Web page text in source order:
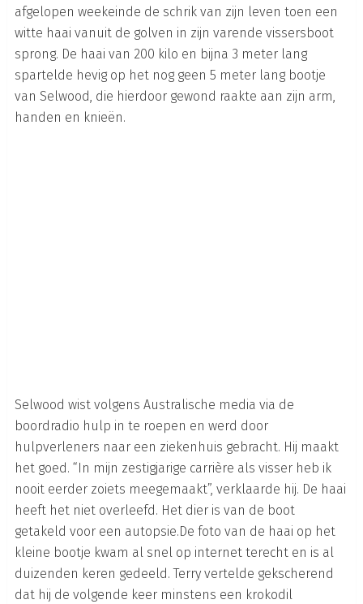
afgelopen weekeinde de schrik van zijn leven toen een
witte haai vanuit de golven in zijn varende vissersboot
sprong. De haai van 200 kilo en bijna 3 meter lang
spartelde hevig op het nog geen 5 meter lang bootje
van Selwood, die hierdoor gewond raakte aan zijn arm,
handen en knieën.
Selwood wist volgens Australische media via de
boordradio hulp in te roepen en werd door
hulpverleners naar een ziekenhuis gebracht. Hij maakt
het goed. “In mijn zestigjarige carrière als visser heb ik
nooit eerder zoiets meegemaakt”, verklaarde hij. De haai
heeft het niet overleefd. Het dier is van de boot
getakeld voor een autopsie.De foto van de haai op het
kleine bootje kwam al snel op internet terecht en is al
duizenden keren gedeeld. Terry vertelde gekscherend
dat hij de volgende keer minstens een krokodil